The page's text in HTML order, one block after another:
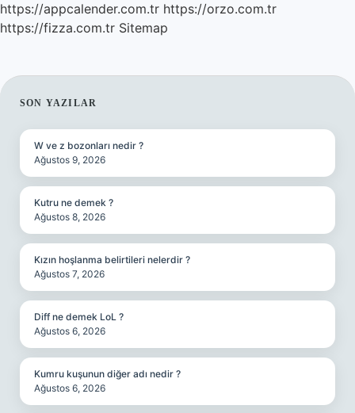
https://appcalender.com.tr https://orzo.com.tr
https://fizza.com.tr Sitemap
SIDEBAR
SON YAZILAR
W ve z bozonları nedir ?
Ağustos 9, 2026
Kutru ne demek ?
Ağustos 8, 2026
Kızın hoşlanma belirtileri nelerdir ?
Ağustos 7, 2026
Diff ne demek LoL ?
Ağustos 6, 2026
Kumru kuşunun diğer adı nedir ?
Ağustos 6, 2026